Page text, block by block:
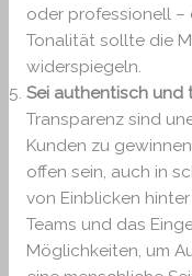
oder professionell –
Tonalität sollte die
widerspiegeln.
Sei authentisch und
Transparenz sind
Kunden zu
offen sein, auch in
von Einblicken
Teams und das
Möglichkeiten, um